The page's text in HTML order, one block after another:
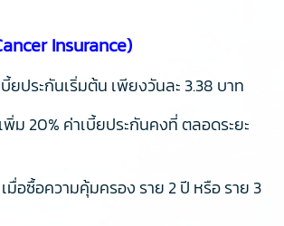
Insurance)
ยประกันเริ่มต้น เพียงวันละ 3.38 บาท
ม 20% ค่าเบี้ยประกันคงที่ ตลอดระยะ
มื่อซื้อความคุ้มครอง ราย 2 ปี หรือ ราย 3